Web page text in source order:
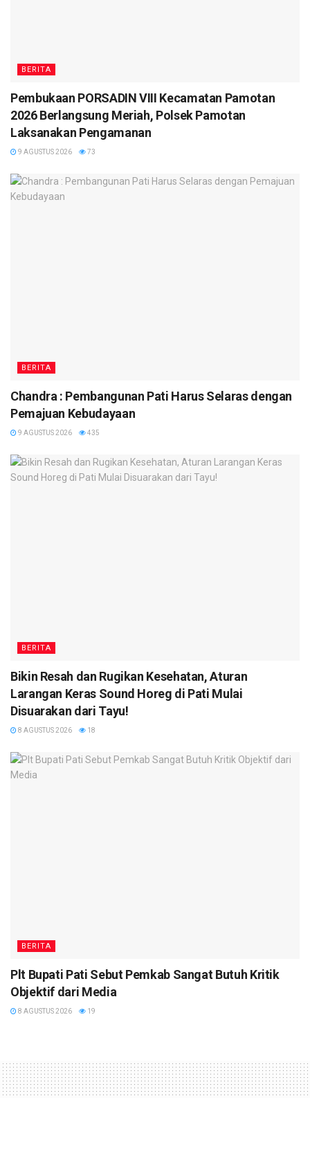
BERITA
Pembukaan PORSADIN VIII Kecamatan Pamotan
2026 Berlangsung Meriah, Polsek Pamotan
Laksanakan Pengamanan
9 AGUSTUS 2026 73
BERITA
Chandra : Pembangunan Pati Harus Selaras dengan
Pemajuan Kebudayaan
9 AGUSTUS 2026 435
BERITA
Bikin Resah dan Rugikan Kesehatan, Aturan
Larangan Keras Sound Horeg di Pati Mulai
Disuarakan dari Tayu!
8 AGUSTUS 2026 18
BERITA
Plt Bupati Pati Sebut Pemkab Sangat Butuh Kritik
Objektif dari Media
8 AGUSTUS 2026 19